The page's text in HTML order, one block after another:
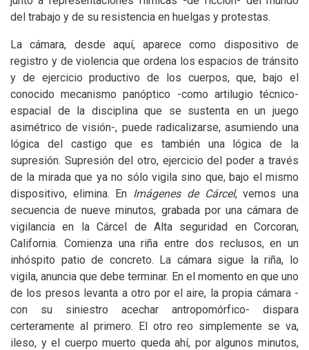
del trabajo y de su resistencia en huelgas y protestas.
La cámara, desde aquí, aparece como dispositivo de
registro y de violencia que ordena los espacios de tránsito
y de ejercicio productivo de los cuerpos, que, bajo el
conocido mecanismo panóptico -como artilugio técnico-
espacial de la disciplina que se sustenta en un juego
asimétrico de visión-, puede radicalizarse, asumiendo una
lógica del castigo que es también una lógica de la
supresión. Supresión del otro, ejercicio del poder a través
de la mirada que ya no sólo vigila sino que, bajo el mismo
dispositivo, elimina. En Imágenes de Cárcel, vemos una
secuencia de nueve minutos, grabada por una cámara de
vigilancia en la Cárcel de Alta seguridad en Corcoran,
California. Comienza una riña entre dos reclusos, en un
inhóspito patio de concreto. La cámara sigue la riña, lo
vigila, anuncia que debe terminar. En el momento en que uno
de los presos levanta a otro por el aire, la propia cámara -
con su siniestro acechar antropomórfico- dispara
certeramente al primero. El otro reo simplemente se va,
ileso, y el cuerpo muerto queda ahí, por algunos minutos,